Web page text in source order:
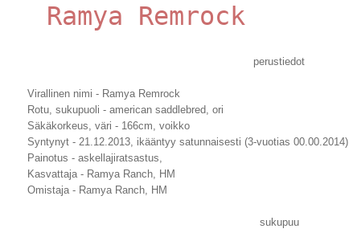
Ramya Remrock
perustiedot
Virallinen nimi - Ramya Remrock
Rotu, sukupuoli - american saddlebred, ori
Säkäkorkeus, väri - 166cm, voikko
Syntynyt - 21.12.2013, ikääntyy satunnaisesti (3-vuotias 00.00.2014)
Painotus - askellajiratsastus,
Kasvattaja - Ramya Ranch, HM
Omistaja - Ramya Ranch, HM
sukupuu